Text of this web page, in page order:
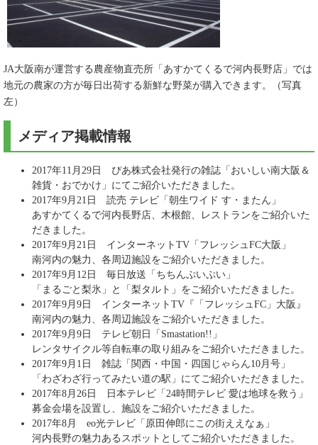
JA大阪南が運営する農産物直売所「あすかてくるで河内長野店」では
地元の農家の方が毎日出荷する新鮮な野菜が購入できます。（写真
左）
メディア掲載情報
2017年11月29日 ぴあ株式会社発行の雑誌「おいしい南大阪＆
雑貨・おでかけ」にてご紹介いただきました。
2017年9月21日 読売 テレビ「朝生ワイド す・またん」
あすかてくるで河内長野店、木根館、レストランをご紹介いた
だきました。
2017年9月21日 インターネットTV「フレッシュFC大阪」
南河内の魅力、各周辺施設をご紹介いただきました。
2017年9月12日 毎日放送「ちちんぷいぷい」
「まるごと梨氷」と「梨タルト」をご紹介いただきました。
2017年9月9日 インターネットTV『「フレッシュFC」大阪』
南河内の魅力、各周辺施設をご紹介いただきました。
2017年9月9日 テレビ朝日「Smastation!!」
レンタサイクル等自転車の取り組みをご紹介いただきました。
2017年9月1日 雑誌「関西・中国・四国じゃらん10月号」
「わざわざ行ってみたい道の駅」にてご紹介いただきました。
2017年8月26日 日本テレビ「24時間テレビ 愛は地球を救う」
募金会場を設置し、施設をご紹介いただきました。
2017年8月 eo光テレビ「原田伸郎にこの街ええなぁ」
河内長野の魅力あるスポットとしてご紹介いただきました。